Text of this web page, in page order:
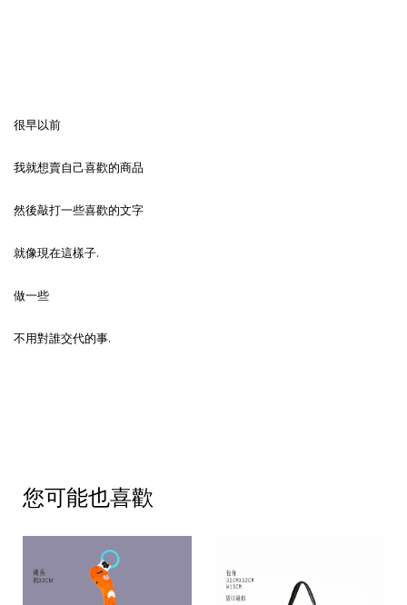
很早以前
我就想賣自己喜歡的商品
然後敲打一些喜歡的文字
就像現在這樣子.
做一些
不用對誰交代的事.
您可能也喜歡